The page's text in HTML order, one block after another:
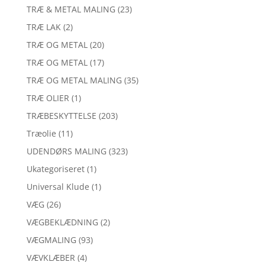
TRÆ & METAL MALING (23)
TRÆ LAK (2)
TRÆ OG METAL (20)
TRÆ OG METAL (17)
TRÆ OG METAL MALING (35)
TRÆ OLIER (1)
TRÆBESKYTTELSE (203)
Træolie (11)
UDENDØRS MALING (323)
Ukategoriseret (1)
Universal Klude (1)
VÆG (26)
VÆGBEKLÆDNING (2)
VÆGMALING (93)
VÆVKLÆBER (4)